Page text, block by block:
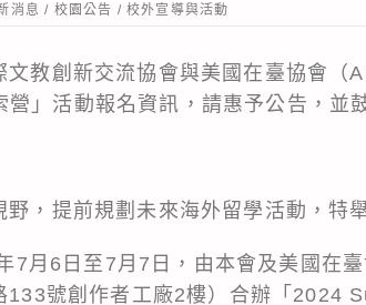
消息 / 校園公告 / 校外宣導與活動
文教創新交流協會與美國在臺協會（
」活動報名資訊，請惠予公告，並
，提前規劃未來海外留學活動，特
7月6日至7月7日，由本會及美國在
133號創作者工廠2樓）合辦「2024